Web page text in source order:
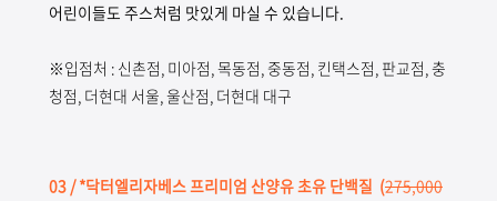
어린이들도 주스처럼 맛있게 마실 수 있습니다.
※입점처 : 신촌점, 미아점, 목동점, 중동점, 킨택스점, 판교점, 충
청점, 더현대 서울, 울산점, 더현대 대구
03 / *닥터엘리자베스 프리미엄 산양유 초유 단백질 (275,000